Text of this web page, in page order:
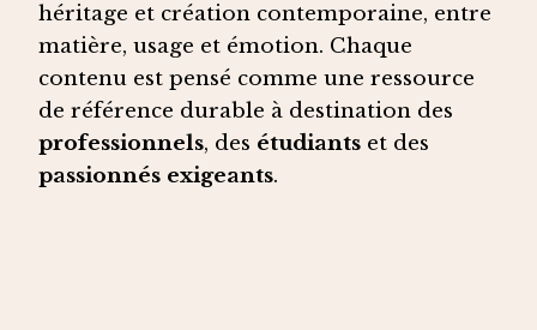
héritage et création contemporaine, entre
matière, usage et émotion. Chaque
contenu est pensé comme une ressource
de référence durable à destination des
professionnels, des étudiants et des
passionnés exigeants.